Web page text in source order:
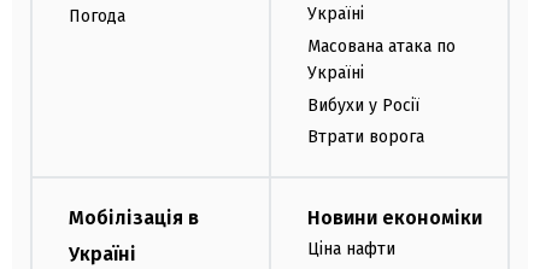
Погода
Україні
Масована атака по
Україні
Вибухи у Росії
Втрати ворога
Мобілізація в
Україні
Новини економіки
Ціна нафти